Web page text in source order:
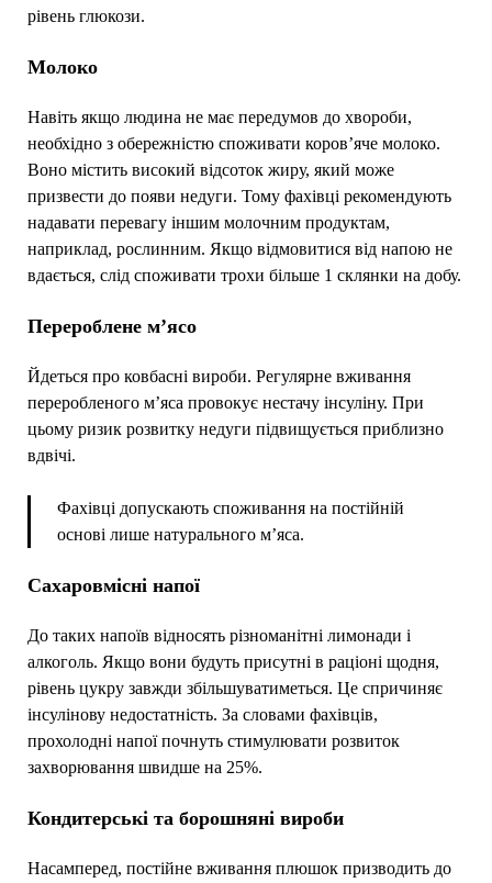
рівень глюкози.
Молоко
Навіть якщо людина не має передумов до хвороби,
необхідно з обережністю споживати коров’яче молоко.
Воно містить високий відсоток жиру, який може
призвести до появи недуги. Тому фахівці рекомендують
надавати перевагу іншим молочним продуктам,
наприклад, рослинним. Якщо відмовитися від напою не
вдається, слід споживати трохи більше 1 склянки на добу.
Перероблене м’ясо
Йдеться про ковбасні вироби. Регулярне вживання
переробленого м’яса провокує нестачу інсуліну. При
цьому ризик розвитку недуги підвищується приблизно
вдвічі.
Фахівці допускають споживання на постійній
основі лише натурального м’яса.
Сахаровмісні напої
До таких напоїв відносять різноманітні лимонади і
алкоголь. Якщо вони будуть присутні в раціоні щодня,
рівень цукру завжди збільшуватиметься. Це спричиняє
інсулінову недостатність. За словами фахівців,
прохолодні напої почнуть стимулювати розвиток
захворювання швидше на 25%.
Кондитерські та борошняні вироби
Насамперед, постійне вживання плюшок призводить до